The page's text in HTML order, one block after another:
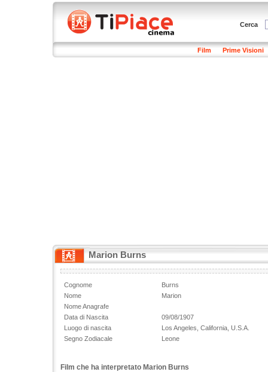
Cerca
Film Prime Visioni
Marion Burns
Cognome
Burns
Nome
Marion
Nome Anagrafe
Data di Nascita
09/08/1907
Luogo di nascita
Los Angeles, California, U.S.A.
Segno Zodiacale
Leone
Film che ha interpretato Marion Burns